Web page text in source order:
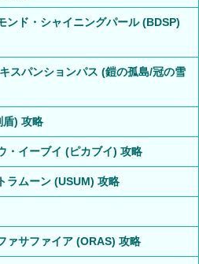
ンド・シャイニングパール (BDSP)
スパンションパス (鎧の孤島/冠の雪
盾) 攻略
イーブイ (ピカブイ) 攻略
ラムーン (USUM) 攻略
ァサファイア (ORAS) 攻略